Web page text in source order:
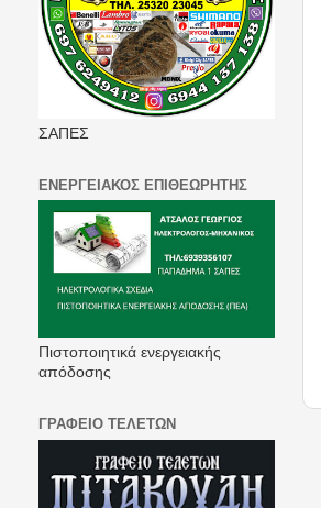
ΣΑΠΕΣ
ΕΝΕΡΓΕΙΑΚΟΣ ΕΠΙΘΕΩΡΗΤΗΣ
Πιστοποιητικά ενεργειακής
απόδοσης
ΓΡΑΦΕΙΟ ΤΕΛΕΤΩΝ